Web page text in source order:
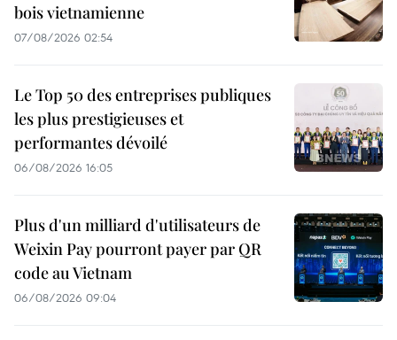
bois vietnamienne
07/08/2026 02:54
Le Top 50 des entreprises publiques
les plus prestigieuses et
performantes dévoilé
06/08/2026 16:05
Plus d'un milliard d'utilisateurs de
Weixin Pay pourront payer par QR
code au Vietnam
06/08/2026 09:04